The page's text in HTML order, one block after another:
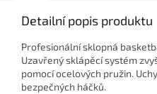
Detailní popis produktu
Profesionální sklopná
Uzavřený sklápěcí systém
pomocí ocelových pružin.
bezpečných háčků.